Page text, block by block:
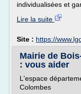
individualisées et
Lire la suite
Site : https://
Mairie de
: vous aider
L'espace
Colombes